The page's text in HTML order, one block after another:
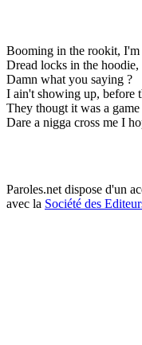
Booming in the rookit, I'm
Dread locks in the
Damn what you saying ?
I ain't showing up, before
They thougt it was a
Dare a nigga cross me I
Paroles.net dispose d'un
avec la Société des